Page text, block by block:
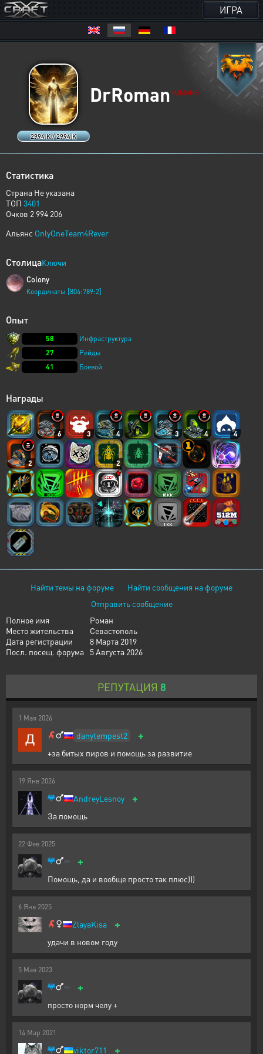
ИГРА
2994 K / 2994 K
DrRomanHUMANS
Статистика
Страна Не указана
ТОП 3401
Очков 2 994 206
Альянс OnlyOneTeam4Rever
СтолицаКлючи
Colony
Координаты [804:789:2]
Опыт
58
Инфраструктура
27
Рейды
41
Боевой
Награды
6 3 4 3 4 4
2 2
Найти темы на форуме
Найти сообщения на форуме
Отправить сообщение
Полное имя
Роман
Место жительства
Севастополь
Дата регистрации
8 Марта 2019
Посл. посещ. форума
5 Августа 2026
РЕПУТАЦИЯ 8
1 Мая 2026
danytempest2 +
+за битых пиров и помощь за развитие
19 Янв 2026
AndreyLesnoy +
За помощь
22 Фев 2025
+
Помощь, да и вообще просто так плюс)))
6 Янв 2025
ZlayaKisa +
удачи в новом году
5 Мая 2023
+
просто норм челу +
14 Мар 2021
viktor711 +